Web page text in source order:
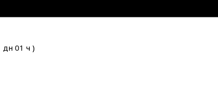
дн 01 ч )